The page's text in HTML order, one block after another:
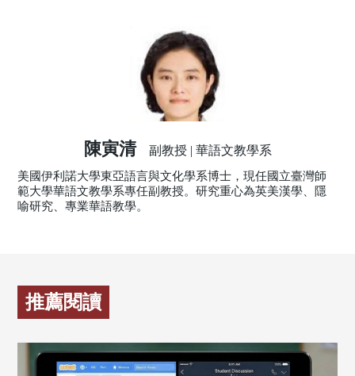
陳寅清 副教授 | 華語文教學系
美國伊利諾大學東亞語言與文化學系博士，現任國立臺灣師
範大學華語文教學系專任副教授。研究重心為英美漢學、隱
喻研究、專業華語教學。
推薦閱讀